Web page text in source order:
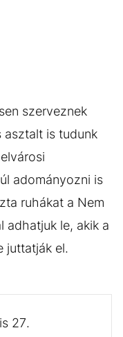
szerveznek
asztalt is tudunk
adományozni is
ruhákat a Nem
adhatjuk le, akik a
juttatják el.
27.